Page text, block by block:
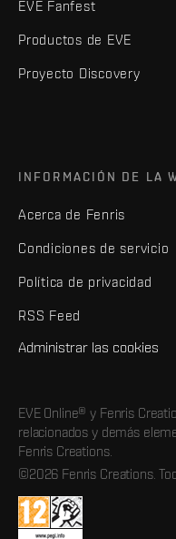
EVE Fanfest
Productos de EVE
Proyecto Discovery
INFORMACIÓN DE LA
Acerca de Fenris
Condiciones de servicio
Política de privacidad
RSS Feed
Administrar las cookies
EVE Online® y Fenris
relacionados y demás
Fenris Creations.
©2026 Fenris Creations.